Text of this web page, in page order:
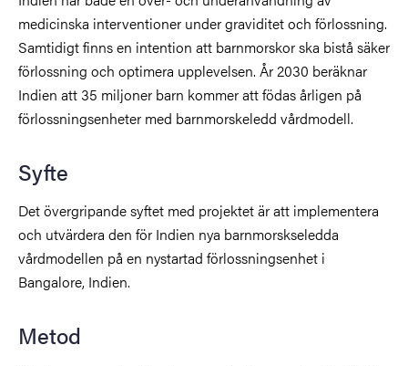
medicinska interventioner under graviditet och förlossning.
Samtidigt finns en intention att barnmorskor ska bistå säker
förlossning och optimera upplevelsen. År 2030 beräknar
Indien att 35 miljoner barn kommer att födas årligen på
förlossningsenheter med barnmorskeledd vårdmodell.
Syfte
Det övergripande syftet med projektet är att implementera
och utvärdera den för Indien nya barnmorskseledda
vårdmodellen på en nystartad förlossningsenhet i
Bangalore, Indien.
Metod